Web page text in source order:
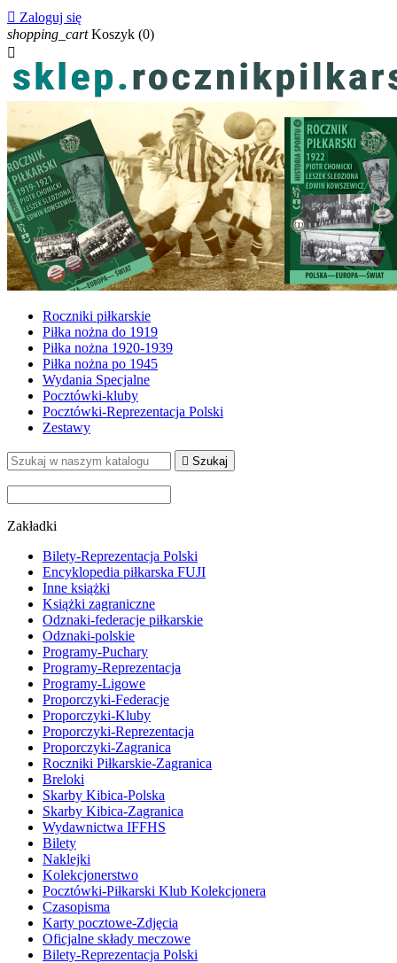
 Zaloguj się
shopping_cart Koszyk (0)

Roczniki piłkarskie
Piłka nożna do 1919
Piłka nożna 1920-1939
Piłka nożna po 1945
Wydania Specjalne
Pocztówki-kluby
Pocztówki-Reprezentacja Polski
Zestawy
 Szukaj
Zakładki
Bilety-Reprezentacja Polski
Encyklopedia piłkarska FUJI
Inne książki
Książki zagraniczne
Odznaki-federacje piłkarskie
Odznaki-polskie
Programy-Puchary
Programy-Reprezentacja
Programy-Ligowe
Proporczyki-Federacje
Proporczyki-Kluby
Proporczyki-Reprezentacja
Proporczyki-Zagranica
Roczniki Piłkarskie-Zagranica
Breloki
Skarby Kibica-Polska
Skarby Kibica-Zagranica
Wydawnictwa IFFHS
Bilety
Naklejki
Kolekcjonerstwo
Pocztówki-Piłkarski Klub Kolekcjonera
Czasopisma
Karty pocztowe-Zdjęcia
Oficjalne składy meczowe
Bilety-Reprezentacja Polski